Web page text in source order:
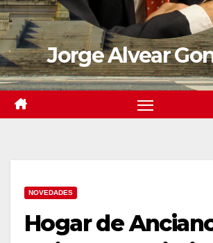
Jorge Alvear
NOVEDADES
Hogar de